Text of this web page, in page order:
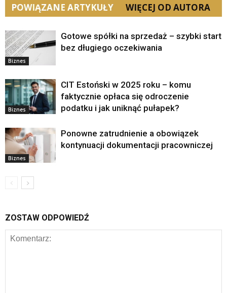
POWIĄZANE ARTYKUŁY WIĘCEJ OD AUTORA
Biznes
Gotowe spółki na sprzedaż – szybki start
bez długiego oczekiwania
Biznes
CIT Estoński w 2025 roku – komu
faktycznie opłaca się odroczenie
podatku i jak uniknąć pułapek?
Biznes
Ponowne zatrudnienie a obowiązek
kontynuacji dokumentacji pracowniczej
ZOSTAW ODPOWIEDŹ